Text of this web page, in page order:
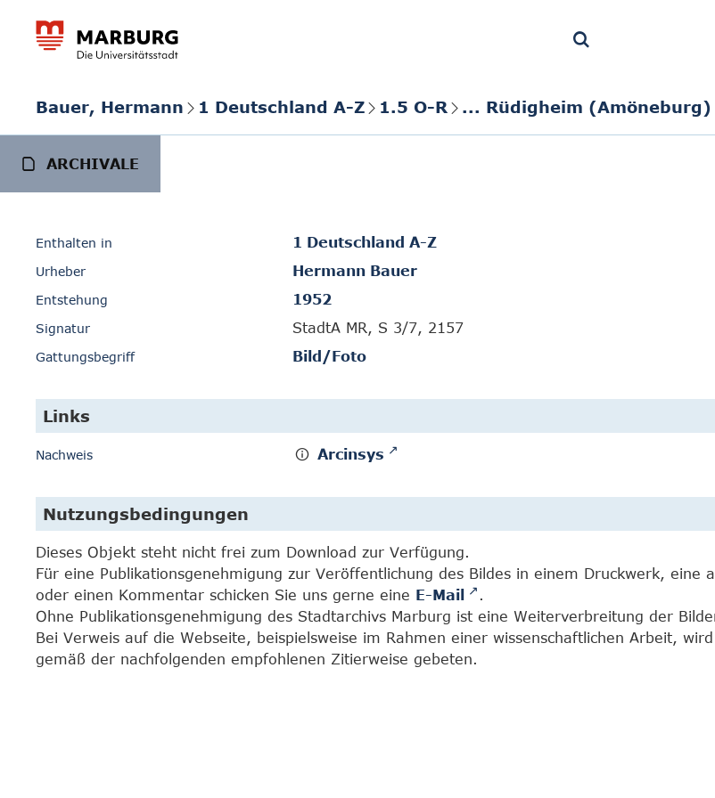
Bauer, Hermann 1 Deutschland A-Z 1.5 O-R ... Rüdigheim (Amöneburg)
ARCHIVALE
Enthalten in 1 Deutschland A-Z
Urheber Hermann Bauer
Entstehung 1952
Signatur StadtA MR, S 3/7, 2157
Gattungsbegriff Bild/Foto
Links
Nachweis Arcinsys
Nutzungsbedingungen
Dieses Objekt steht nicht frei zum Download zur Verfügung.
Für eine Publikationsgenehmigung zur Veröffentlichung des Bildes in einem Druckwerk, eine
oder einen Kommentar schicken Sie uns gerne eine E-Mail
.
Ohne Publikationsgenehmigung des Stadtarchivs Marburg ist eine Weiterverbreitung der
Bei Verweis auf die Webseite, beispielsweise im Rahmen einer wissenschaftlichen Arbeit,
gemäß der nachfolgenden empfohlenen Zitierweise gebeten.